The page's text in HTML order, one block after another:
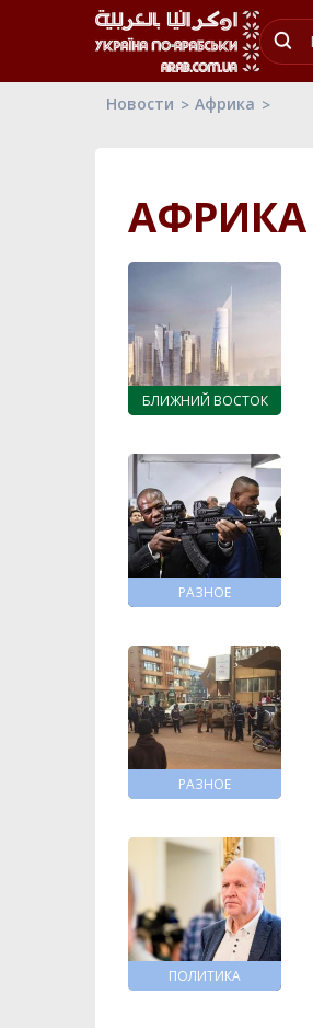
Новости Африка
АФРИКА
БЛИЖНИЙ ВОСТОК
РАЗНОЕ
РАЗНОЕ
ПОЛИТИКА